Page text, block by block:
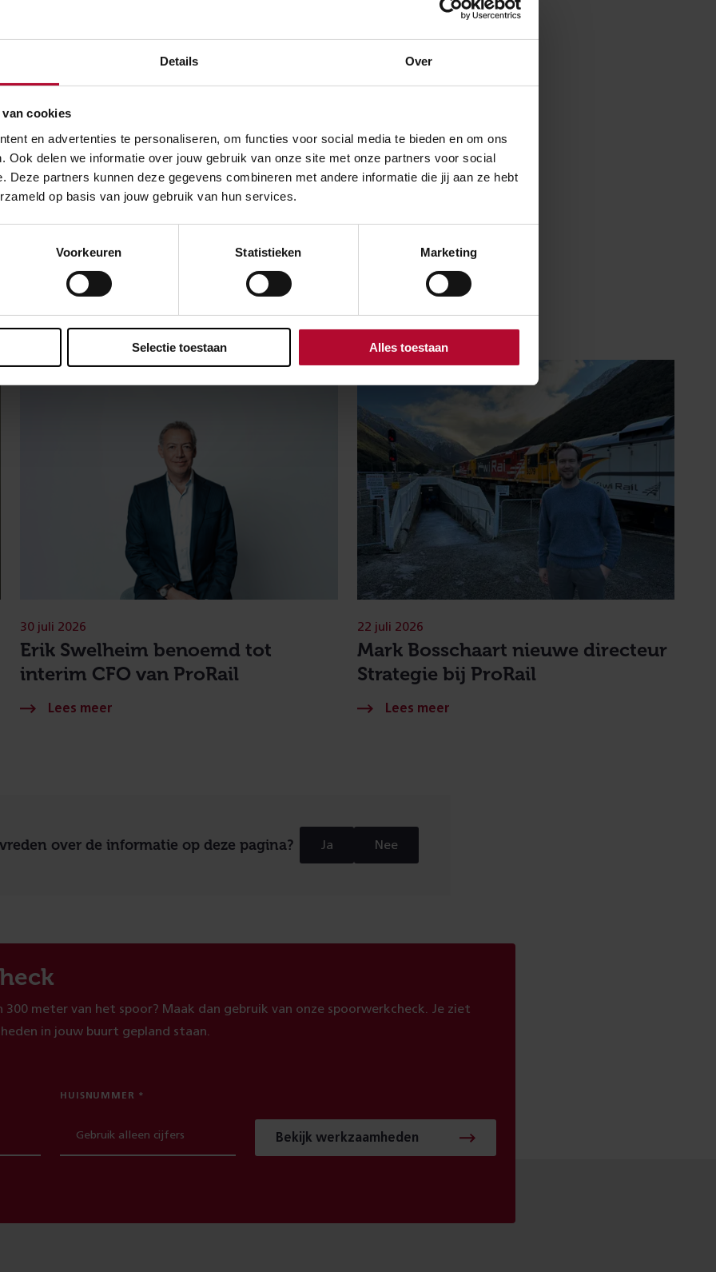
Details Over
cookies
en advertenties te personaliseren, om functies voor social media te bieden en om ons
Ook delen we informatie over jouw gebruik van onze site met onze partners voor social
Deze partners kunnen deze gegevens combineren met andere informatie die jij aan ze hebt
op basis van jouw gebruik van hun services.
Voorkeuren Statistieken Marketing
Selectie toestaan Alles toestaan
staan we stil bij de kwaliteit van de data. "Het is belangrijk dat we één
Meer nieuws
Erik Swelheim benoemd tot
interim CFO van ProRail
30 juli 2026
Mark Bosschaart nieuwe directeur
Strategie bij ProRail
22 juli 2026
over de informatie op deze pagina? Ja Nee
meter van het spoor? Maak dan gebruik van onze spoorwerkcheck. Je ziet
in jouw buurt gepland staan.
HUISNUMMER
Bekijk werkzaamheden